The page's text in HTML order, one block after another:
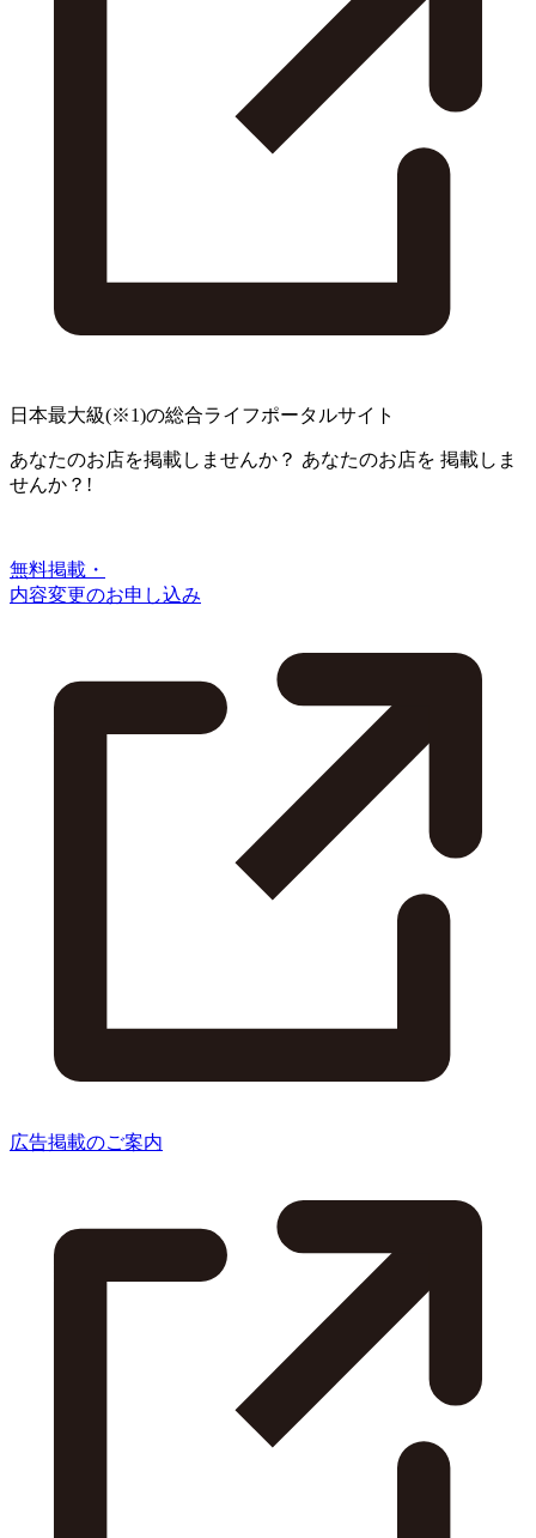
日本最大級(※1)の総合ライフポータルサイト
あなたのお店を掲載しませんか？ あなたのお店を 掲載しま
せんか？!
無料掲載・
内容変更のお申し込み
広告掲載のご案内